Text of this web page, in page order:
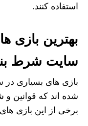
استفاده کنند.
بهترین بازی
سایت شرط
بازی های بسیاری در
شده اند که قوانین و
برخی از این بازی